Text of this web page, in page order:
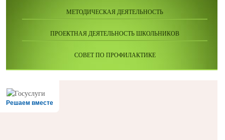
МЕТОДИЧЕСКАЯ ДЕЯТЕЛЬНОСТЬ
ПРОЕКТНАЯ ДЕЯТЕЛЬНОСТЬ ШКОЛЬНИКОВ
СОВЕТ ПО ПРОФИЛАКТИКЕ
Решаем вместе